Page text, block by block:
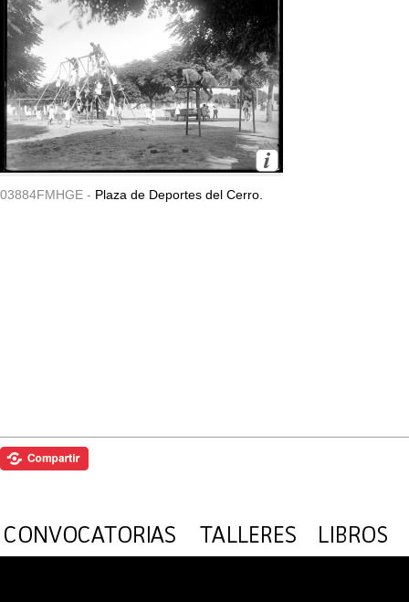
03884FMHGE - Plaza de Deportes del Cerro.